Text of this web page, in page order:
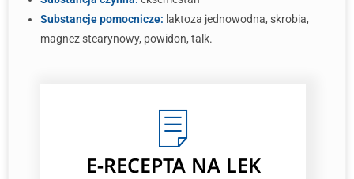
Substancje pomocnicze: laktoza jednowodna, skrobia,
magnez stearynowy, powidon, talk.
E-RECEPTANA LEK